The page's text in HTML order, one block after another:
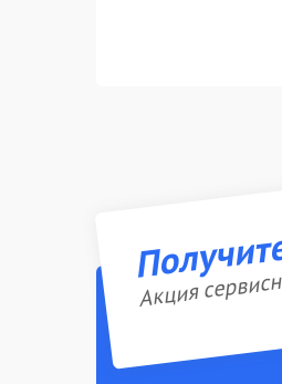
Акция